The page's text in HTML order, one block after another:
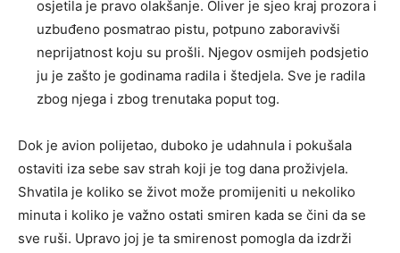
osjetila je pravo olakšanje. Oliver je sjeo kraj prozora i
uzbuđeno posmatrao pistu, potpuno zaboravivši
neprijatnost koju su prošli. Njegov osmijeh podsjetio
ju je zašto je godinama radila i štedjela. Sve je radila
zbog njega i zbog trenutaka poput tog.
Dok je avion polijetao, duboko je udahnula i pokušala
ostaviti iza sebe sav strah koji je tog dana proživjela.
Shvatila je koliko se život može promijeniti u nekoliko
minuta i koliko je važno ostati smiren kada se čini da se
sve ruši. Upravo joj je ta smirenost pomogla da izdrži